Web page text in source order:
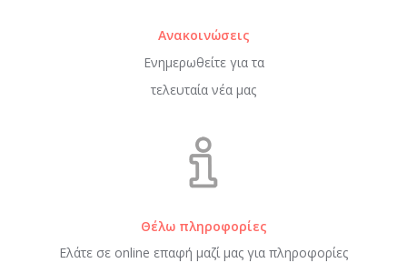
Ανακοινώσεις
Ενημερωθείτε για τα
τελευταία νέα μας
Θέλω πληροφορίες
Ελάτε σε online επαφή μαζί μας για πληροφορίες